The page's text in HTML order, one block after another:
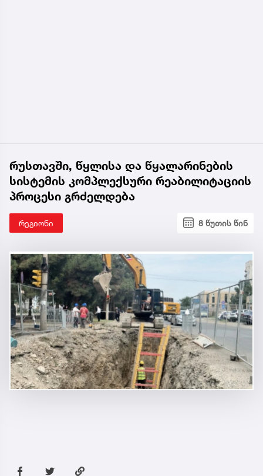
რუსთავში, წყლისა და წყალარინების
სისტემის კომპლექსური რეაბილიტაციის
პროცესი გრძელდება
რეგიონი 8 წუთის წინ